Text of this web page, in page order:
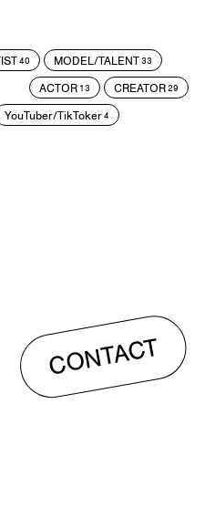
40 MODEL/TALENT33
ACTOR 13 CREATOR29
YouTuber/TikToker4
CONTACT